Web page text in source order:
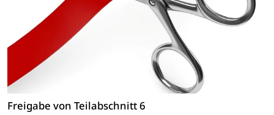
Freigabe von Teilabschnitt 6